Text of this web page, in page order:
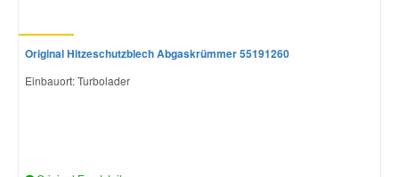
Original Hitzeschutzblech Abgaskrümmer 55191260
Einbauort: Turbolader